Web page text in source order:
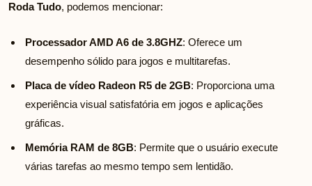
Roda Tudo, podemos mencionar:
Processador AMD A6 de 3.8GHZ: Oferece um
desempenho sólido para jogos e multitarefas.
Placa de vídeo Radeon R5 de 2GB: Proporciona uma
experiência visual satisfatória em jogos e aplicações
gráficas.
Memória RAM de 8GB: Permite que o usuário execute
várias tarefas ao mesmo tempo sem lentidão.